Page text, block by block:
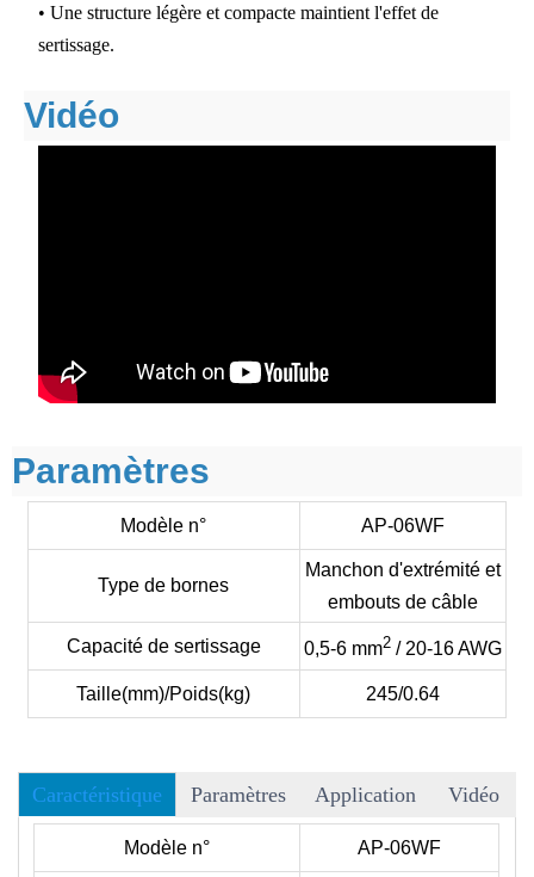
• Une structure légère et compacte maintient l'effet de
sertissage.
Vidéo
Paramètres
Modèle n° AP-06WF
Type de bornes
Manchon d'extrémité et
embouts de câble
Capacité de sertissage 0,5-6 mm2/ 20-16 AWG
Taille(mm)/Poids(kg) 245/0.64
Caractéristique Paramètres Application Vidéo
Modèle n° AP-06WF
• Plus de 40 matrices disponibles au choix, et nous acceptons
les matrices OEM.